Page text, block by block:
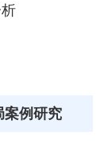
案例研究